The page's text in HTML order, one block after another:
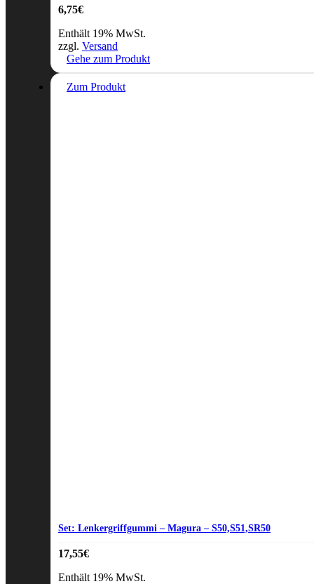
6,75€
Enthält 19% MwSt.
zzgl. Versand
Gehe zum Produkt
Zum Produkt
Set: Lenkergriffgummi – Magura – S50,S51,SR50
17,55€
Enthält 19% MwSt.